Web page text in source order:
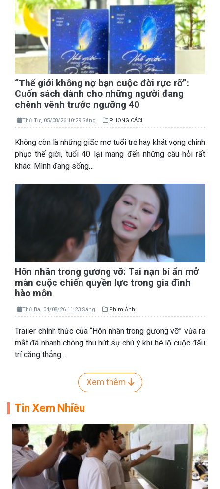
“Thế giới không nợ bạn cuộc đời rực rỡ”:
Cuốn sách dành cho những người đang
chênh vênh trước ngưỡng 40
Thứ Tư, 05/08/26 10:29 Sáng PHONG CÁCH
Không còn là những giấc mơ tuổi trẻ hay khát vọng chinh
phục thế giới, tuổi 40 lại mang đến những câu hỏi rất
khác: Mình đang sống…
Hôn nhân trong gương vỡ: Tai nạn bí ẩn mở
màn cuộc chiến quyền lực trong gia đình
hào môn
Thứ Ba, 04/08/26 11:23 Sáng Phim Ảnh
Trailer chính thức của “Hôn nhân trong gương vỡ” vừa ra
mắt đã nhanh chóng thu hút sự chú ý khi hé lộ cuộc đấu
trí căng thẳng…
Xem thêm
Tin Xem Nhiều